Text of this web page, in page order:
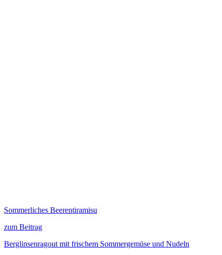
Sommerliches Beerentiramisu
zum Beitrag
Berglinsenragout mit frischem Sommergemüse und Nudeln